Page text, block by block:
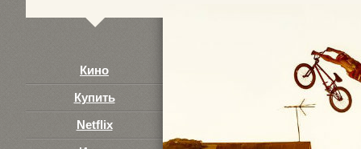
Кино
Купить
Netflix